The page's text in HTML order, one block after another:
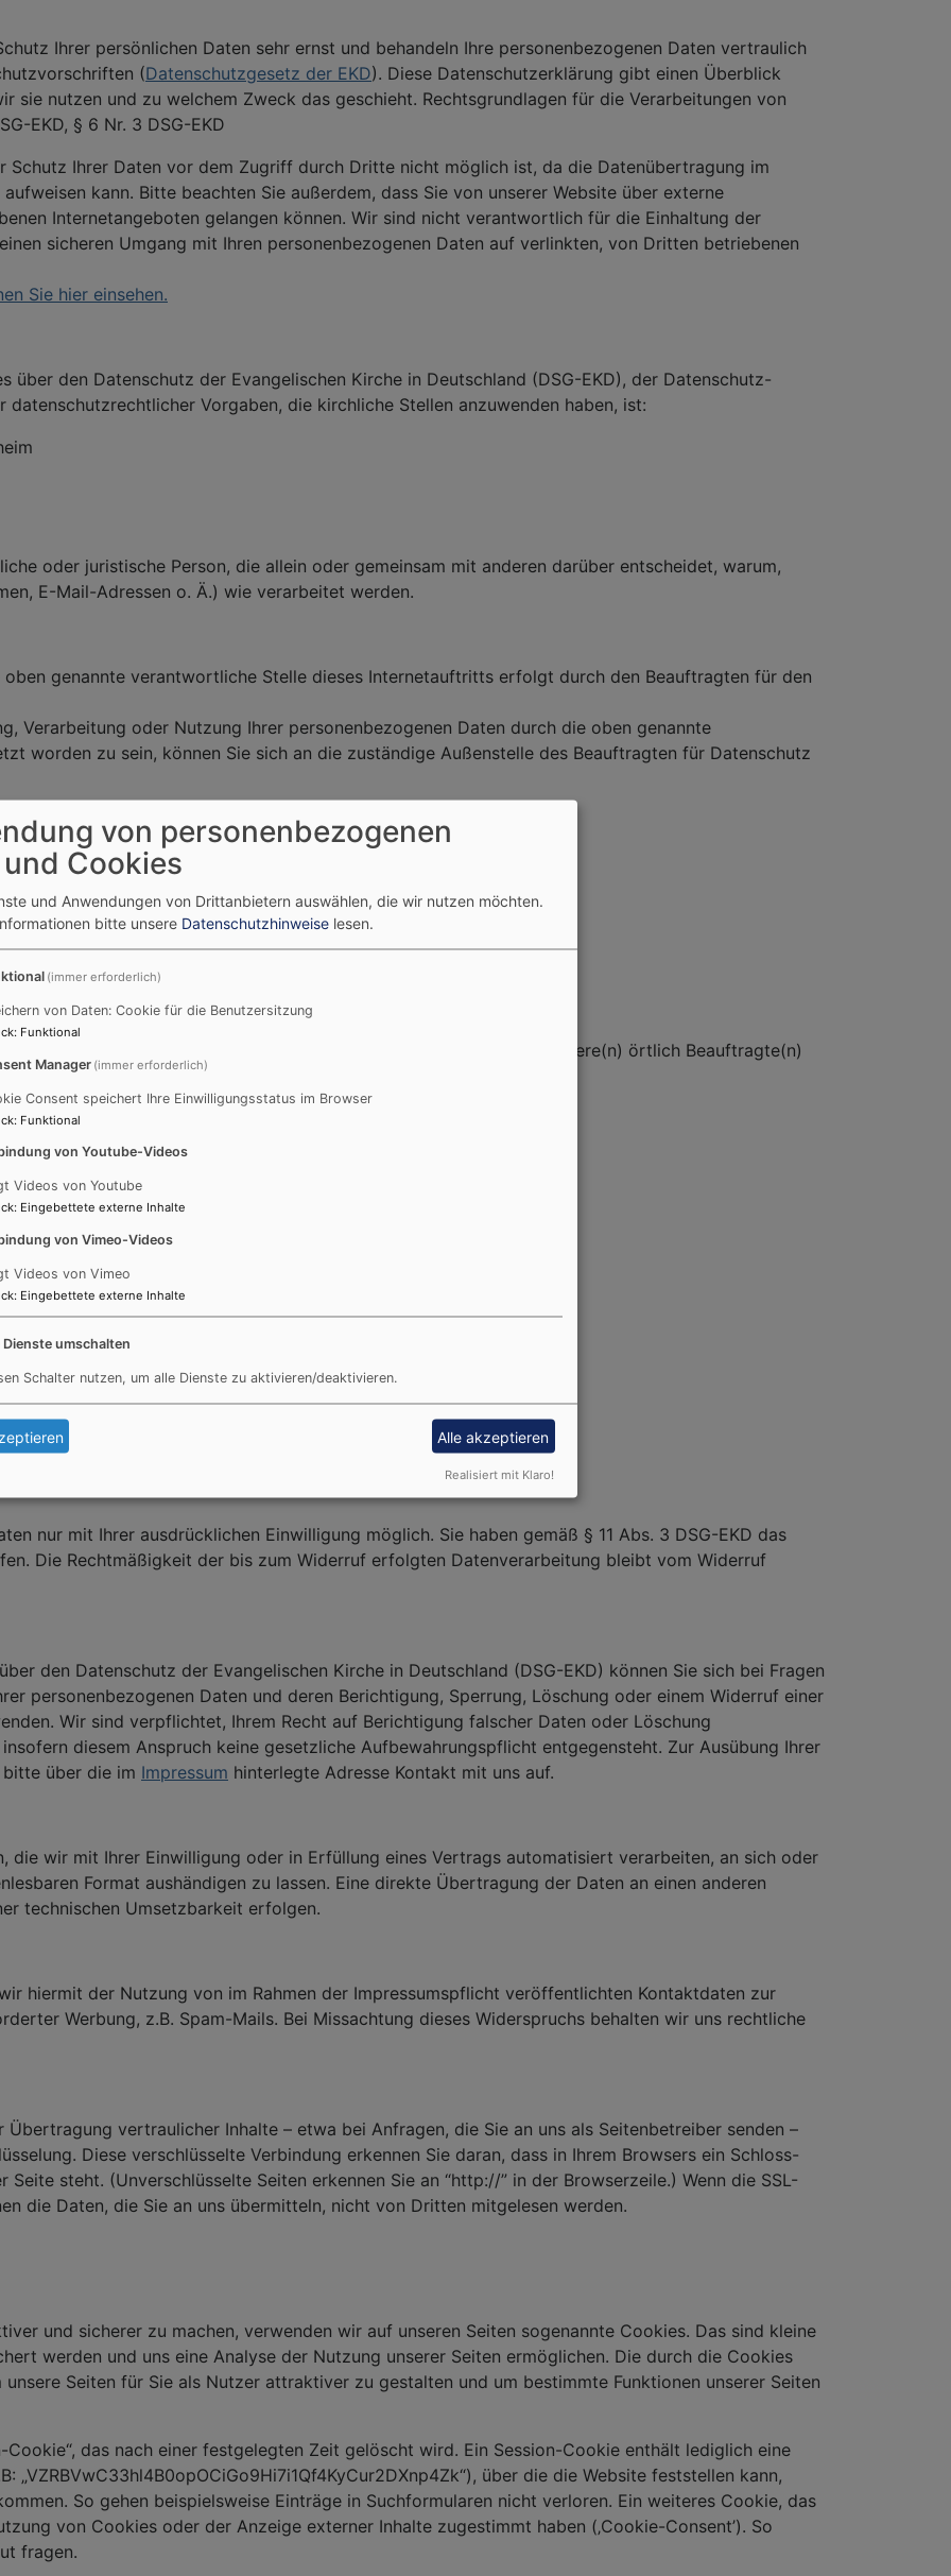
Ihrer persönlichen Daten sehr ernst und behandeln Ihre personenbezogenen Daten vertraulich
(Datenschutzgesetz der EKD). Diese Datenschutzerklärung gibt einen Überblick
sie nutzen und zu welchem Zweck das geschieht. Rechtsgrundlagen für die Verarbeitungen von
EKD, § 6 Nr. 3 DSG-EKD
Schutz Ihrer Daten vor dem Zugriff durch Dritte nicht möglich ist, da die Datenübertragung im
kann. Bitte beachten Sie außerdem, dass Sie von unserer Website über externe
Internetangeboten gelangen können. Wir sind nicht verantwortlich für die Einhaltung der
sicheren Umgang mit Ihren personenbezogenen Daten auf verlinkten, von Dritten betriebenen
Sie hier einsehen.
über den Datenschutz der Evangelischen Kirche in Deutschland (DSG-EKD), der Datenschutz-
datenschutzrechtlicher Vorgaben, die kirchliche Stellen anzuwenden haben, ist:
oder juristische Person, die allein oder gemeinsam mit anderen darüber entscheidet, warum,
E-Mail-Adressen o. Ä.) wie verarbeitet werden.
genannte verantwortliche Stelle dieses Internetauftritts erfolgt durch den Beauftragten für den
Verarbeitung oder Nutzung Ihrer personenbezogenen Daten durch die oben genannte
worden zu sein, können Sie sich an die zuständige Außenstelle des Beauftragten für Datenschutz
Kirche in Deutschland
BfD-EKD
(auch bei dieser Homepage) wenden Sie sich bitte an unsere(n) örtlich Beauftragte(n)
für den Datenschutz (statt Peter Buck):
nur mit Ihrer ausdrücklichen Einwilligung möglich. Sie haben gemäß § 11 Abs. 3 DSG-EKD das
Die Rechtmäßigkeit der bis zum Widerruf erfolgten Datenverarbeitung bleibt vom Widerruf
den Datenschutz der Evangelischen Kirche in Deutschland (DSG-EKD) können Sie sich bei Fragen
personenbezogenen Daten und deren Berichtigung, Sperrung, Löschung oder einem Widerruf einer
Wir sind verpflichtet, Ihrem Recht auf Berichtigung falscher Daten oder Löschung
diesem Anspruch keine gesetzliche Aufbewahrungspflicht entgegensteht. Zur Ausübung Ihrer
bitte über die im Impressum hinterlegte Adresse Kontakt mit uns auf.
die wir mit Ihrer Einwilligung oder in Erfüllung eines Vertrags automatisiert verarbeiten, an sich oder
Format aushändigen zu lassen. Eine direkte Übertragung der Daten an einen anderen
technischen Umsetzbarkeit erfolgen.
hiermit der Nutzung von im Rahmen der Impressumspflicht veröffentlichten Kontaktdaten zur
Werbung, z.B. Spam-Mails. Bei Missachtung dieses Widerspruchs behalten wir uns rechtliche
vertraulicher Inhalte – etwa bei Anfragen, die Sie an uns als Seitenbetreiber senden –
Diese verschlüsselte Verbindung erkennen Sie daran, dass in Ihrem Browsers ein Schloss-
steht. (Unverschlüsselte Seiten erkennen Sie an “http://” in der Browserzeile.) Wenn die SSL-
die Daten, die Sie an uns übermitteln, nicht von Dritten mitgelesen werden.
und sicherer zu machen, verwenden wir auf unseren Seiten sogenannte Cookies. Das sind kleine
werden und uns eine Analyse der Nutzung unserer Seiten ermöglichen. Die durch die Cookies
Seiten für Sie als Nutzer attraktiver zu gestalten und um bestimmte Funktionen unserer Seiten
das nach einer festgelegten Zeit gelöscht wird. Ein Session-Cookie enthält lediglich eine
„VZRBVwC33hl4B0opOCiGo9Hi7i1Qf4KyCur2DXnp4Zk“), über die die Website feststellen kann,
So gehen beispielsweise Einträge in Suchformularen nicht verloren. Ein weiteres Cookie, das
von Cookies oder der Anzeige externer Inhalte zugestimmt haben (‚Cookie-Consent’). So
fragen.
von personenbezogenen
Cookies
und Anwendungen von Drittanbietern auswählen, die wir nutzen möchten.
bitte unsere Datenschutzhinweise lesen.
(immer erforderlich)
von Daten: Cookie für die Benutzersitzung
: Funktional
Manager (immer erforderlich)
Consent speichert Ihre Einwilligungsstatus im Browser
: Funktional
von Youtube-Videos
Videos von Youtube
: Eingebettete externe Inhalte
von Vimeo-Videos
Videos von Vimeo
: Eingebettete externe Inhalte
Dienste umschalten
Schalter nutzen, um alle Dienste zu aktivieren/deaktivieren.
Alle akzeptieren
Realisiert mit Klaro!